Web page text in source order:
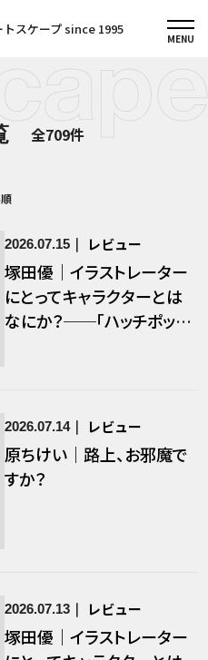
スケープ since 1995
全709件
2026.07.15 レビュー
塚田優｜イラストレーター
にとってキャラクターとは
なにか？──「ハッチポッチ
2026.07.14 レビュー
原ちけい｜路上、お邪魔で
すか？
2026.07.13 レビュー
塚田優｜イラストレーター